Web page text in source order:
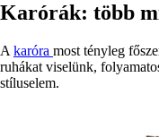
Karórák: több
A karóra most tényleg
ruhákat viselünk,
stíluselem.